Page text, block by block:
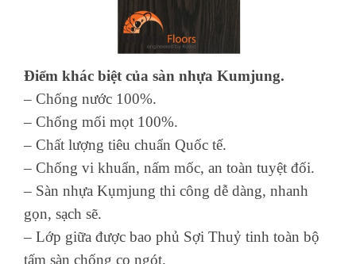
Điểm khác biệt của sàn nhựa Kumjung.
– Chống nước 100%.
– Chống mối mọt 100%.
– Chất lượng tiêu chuẩn Quốc tế.
– Chống vi khuẩn, nấm mốc, an toàn tuyệt đối.
– Sàn nhựa Kụmjung thi công dễ dàng, nhanh
gọn, sạch sẽ.
– Lớp giữa được bao phủ Sợi Thuỷ tinh toàn bộ
tấm sàn chống co ngót.